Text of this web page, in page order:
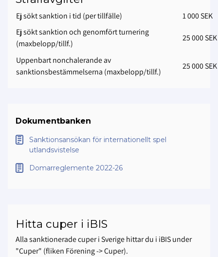
Ej sökt sanktion i tid (per tillfälle)
1 000 SEK
Ej sökt sanktion och genomfört turnering
(maxbelopp/tillf.)
25 000 SEK
Uppenbart nonchalerande av
sanktionsbestämmelserna (maxbelopp/tillf.)
25 000 SEK
Dokumentbanken
Sanktionsansökan för internationellt spel
utlandsvistelse
Domarreglemente 2022-26
Hitta cuper i iBIS
Alla sanktionerade cuper i Sverige hittar du i iBIS under
"Cuper" (fliken Förening -> Cuper).